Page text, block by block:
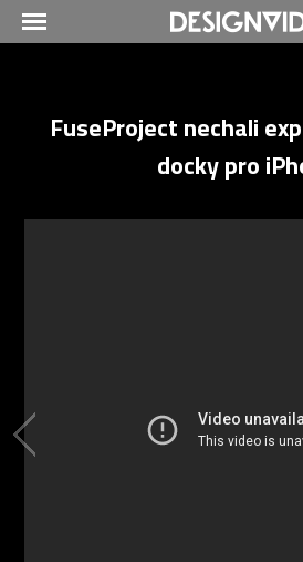
FuseProject nechali
docky pro